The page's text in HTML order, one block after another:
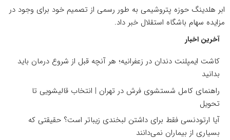
ابر هلدینگ حوزه پتروشیمی به طور رسمی از تصمیم خود برای وجود در
مزایده سهام باشگاه استقلال خبر داد.
آخرین اخبار
کاشت ایمپلنت دندان در زعفرانیه؛ هر آنچه قبل از شروع درمان باید
بدانید
راهنمای کامل شستشوی فرش در تهران | انتخاب قالیشویی تا
تحویل
آیا ارتودنسی فقط برای داشتن لبخندی زیباتر است؟ حقیقتی که
بسیاری از بیماران نمی‌دانند